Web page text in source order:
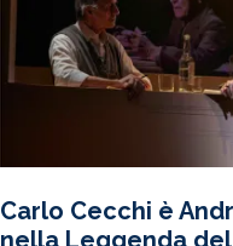
Carlo Cecchi è
nella Leggenda